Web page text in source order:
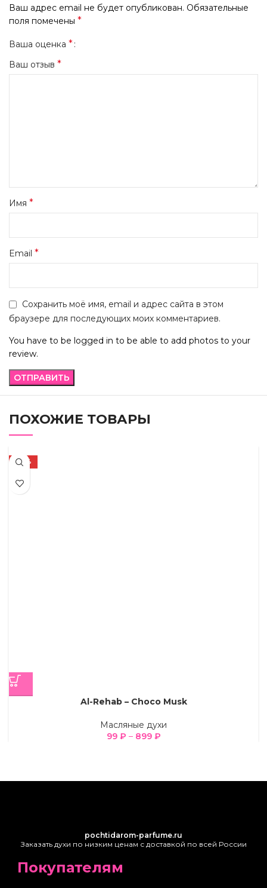
Ваш адрес email не будет опубликован. Обязательные
поля помечены *
Ваша оценка *
Ваш отзыв *
Имя *
Email *
Сохранить моё имя, email и адрес сайта в этом
браузере для последующих моих комментариев.
You have to be logged in to be able to add photos to your
review.
ПОХОЖИЕ ТОВАРЫ
-72%
Al-Rehab – Choco Musk
Масляные духи
99 ₽ – 899 ₽
pochtidarom-parfume.ru
Заказать духи по низким ценам с доставкой по всей России
Покупателям